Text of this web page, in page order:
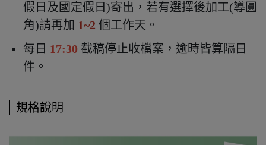
假日及國定假日)寄出，若有選擇後加工(導圓
角)請再加 1~2 個工作天。
每日 17:30 截稿停止收檔案，逾時皆算隔日
件。
規格說明